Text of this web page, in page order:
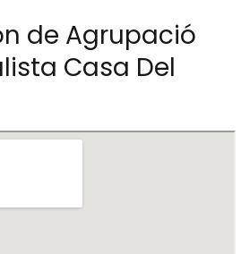
de Agrupació
Casa Del